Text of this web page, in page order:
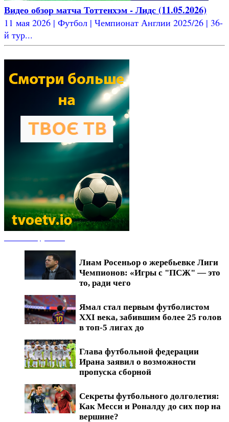
Видео обзор матча Тоттенхэм - Лидс (11.05.2026)
11 мая 2026 | Футбол | Чемпионат Англии 2025/26 | 36-
й тур...
Лиам Росеньор о жеребьевке Лиги
Чемпионов: «Игры с "ПСЖ" — это
то, ради чего
Ямал стал первым футболистом
XXI века, забившим более 25 голов
в топ-5 лигах до
Глава футбольной федерации
Ирана заявил о возможности
пропуска сборной
Секреты футбольного долголетия:
Как Месси и Роналду до сих пор на
вершине?